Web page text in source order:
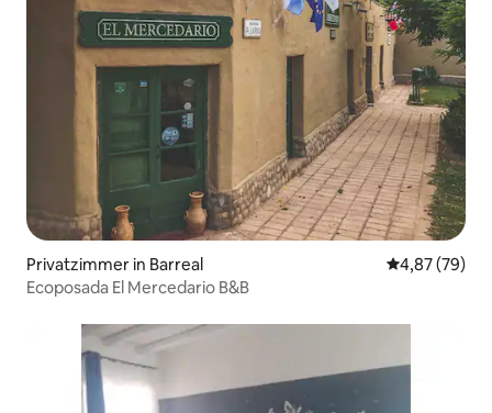
Privatzimmer in Barreal
4,87 (79)
Ecoposada El Mercedario B&B